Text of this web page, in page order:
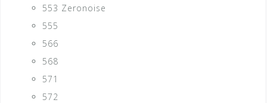
553 Zeronoise
555
566
568
571
572